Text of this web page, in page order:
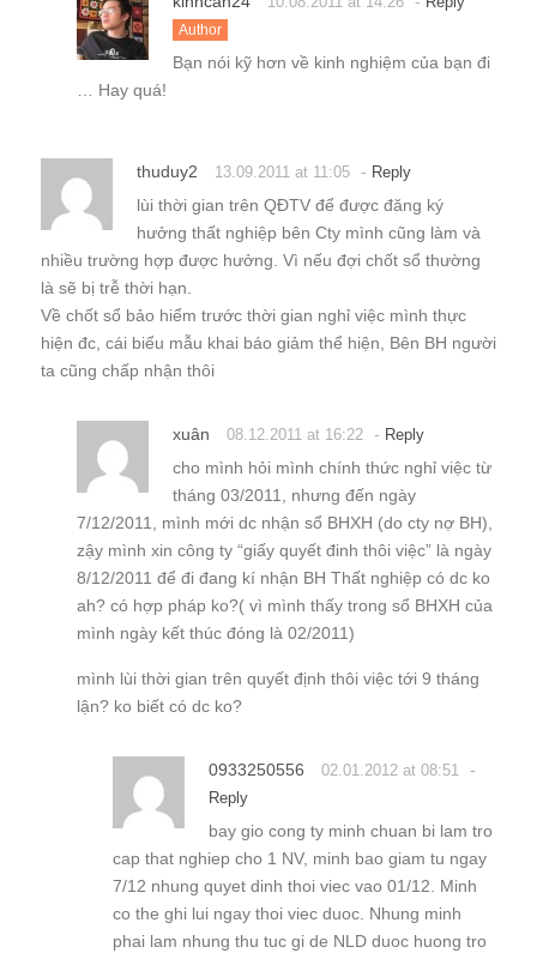
Author
Bạn nói kỹ hơn về kinh nghiệm của bạn đi
… Hay quá!
thuduy2 13.09.2011 at 11:05 - Reply
lùi thời gian trên QĐTV để được đăng ký
hưởng thất nghiệp bên Cty mình cũng làm và
nhiều trường hợp được hưởng. Vì nếu đợi chốt sổ thường
là sẽ bị trễ thời hạn.
Về chốt sổ bảo hiểm trước thời gian nghỉ việc mình thực
hiện đc, cái biểu mẫu khai báo giảm thể hiện, Bên BH người
ta cũng chấp nhận thôi
xuân 08.12.2011 at 16:22 - Reply
cho mình hỏi mình chính thức nghỉ việc từ
tháng 03/2011, nhưng đến ngày
7/12/2011, mình mới dc nhận sổ BHXH (do cty nợ BH),
zậy mình xin công ty “giấy quyết đinh thôi việc” là ngày
8/12/2011 để đi đang kí nhận BH Thất nghiệp có dc ko
ah? có hợp pháp ko?( vì mình thấy trong sổ BHXH của
mình ngày kết thúc đóng là 02/2011)
mình lùi thời gian trên quyết định thôi việc tới 9 tháng
lận? ko biết có dc ko?
0933250556 02.01.2012 at 08:51 -
Reply
bay gio cong ty minh chuan bi lam tro
cap that nghiep cho 1 NV, minh bao giam tu ngay
7/12 nhung quyet dinh thoi viec vao 01/12. Minh
co the ghi lui ngay thoi viec duoc. Nhung minh
phai lam nhung thu tuc gi de NLD duoc huong tro